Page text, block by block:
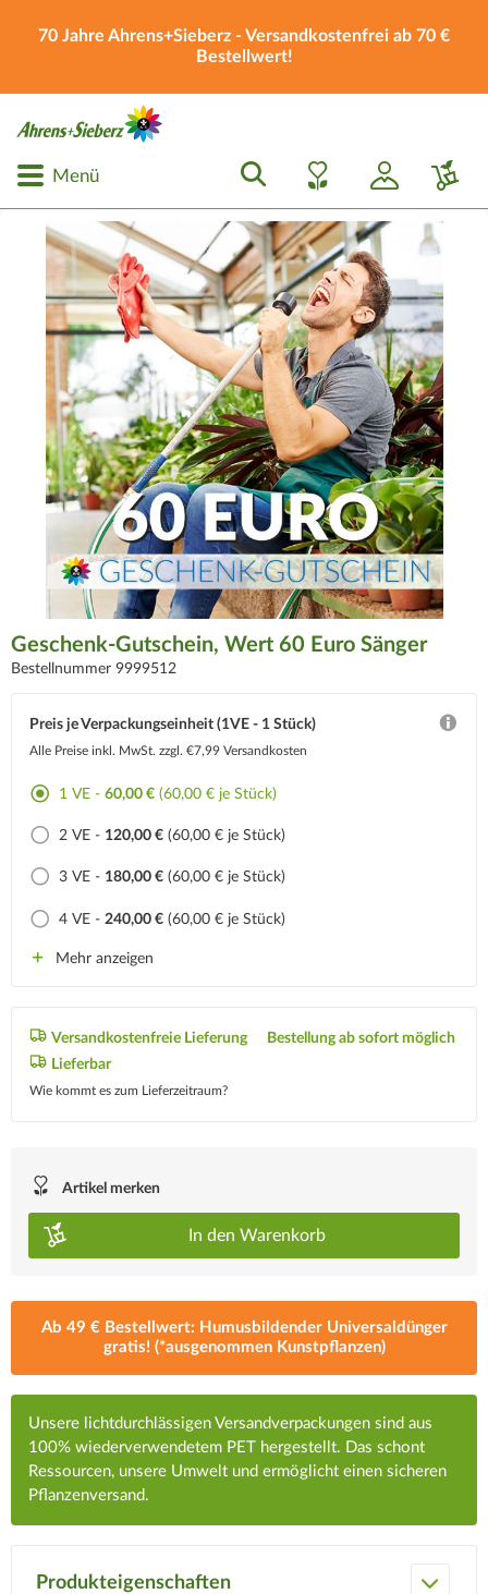
70 Jahre Ahrens+Sieberz - Versandkostenfrei ab 70 €
Bestellwert!
Menü
Geschenk-Gutschein, Wert 60 Euro Sänger
Bestellnummer 9999512
Preis je Verpackungseinheit (1VE - 1 Stück)
Alle Preise inkl. MwSt. zzgl. €7,99 Versandkosten
1 VE - 60,00 € (60,00 € je Stück)
2 VE - 120,00 € (60,00 € je Stück)
3 VE - 180,00 € (60,00 € je Stück)
4 VE - 240,00 € (60,00 € je Stück)
Mehr anzeigen
Versandkostenfreie Lieferung
Lieferbar
Wie kommt es zum Lieferzeitraum?
Bestellung ab sofort möglich
Artikel merken
In den Warenkorb
Ab 49 € Bestellwert: Humusbildender Universaldünger
gratis! (*ausgenommen Kunstpflanzen)
Unsere lichtdurchlässigen Versandverpackungen sind aus
100% wiederverwendetem PET hergestellt. Das schont
Ressourcen, unsere Umwelt und ermöglicht einen sicheren
Pflanzenversand.
Produkteigenschaften